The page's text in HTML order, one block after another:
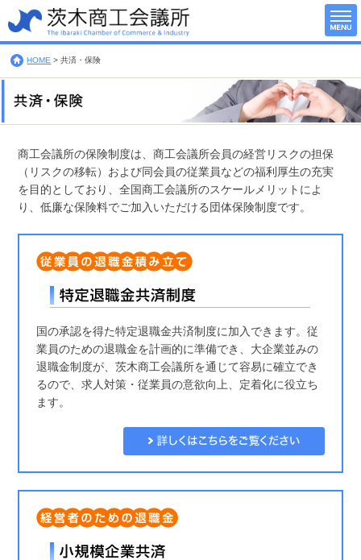
HOME > 共済・保険
商工会議所の保険制度は、商工会議所会員の経営リスクの担保
（リスクの移転）および同会員の従業員などの福利厚生の充実
を目的としており、全国商工会議所のスケールメリットによ
り、低廉な保険料でご加入いただける団体保険制度です。
国の承認を得た特定退職金共済制度に加入できます。従
業員のための退職金を計画的に準備でき、大企業並みの
退職金制度が、茨木商工会議所を通じて容易に確立でき
るので、求人対策・従業員の意欲向上、定着化に役立ち
ます。